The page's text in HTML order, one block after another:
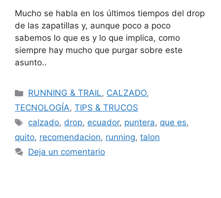
Mucho se habla en los últimos tiempos del drop
de las zapatillas y, aunque poco a poco
sabemos lo que es y lo que implica, como
siempre hay mucho que purgar sobre este
asunto..
RUNNING & TRAIL, CALZADO,
TECNOLOGÍA, TIPS & TRUCOS
calzado, drop, ecuador, puntera, que es,
quito, recomendacion, running, talon
Deja un comentario